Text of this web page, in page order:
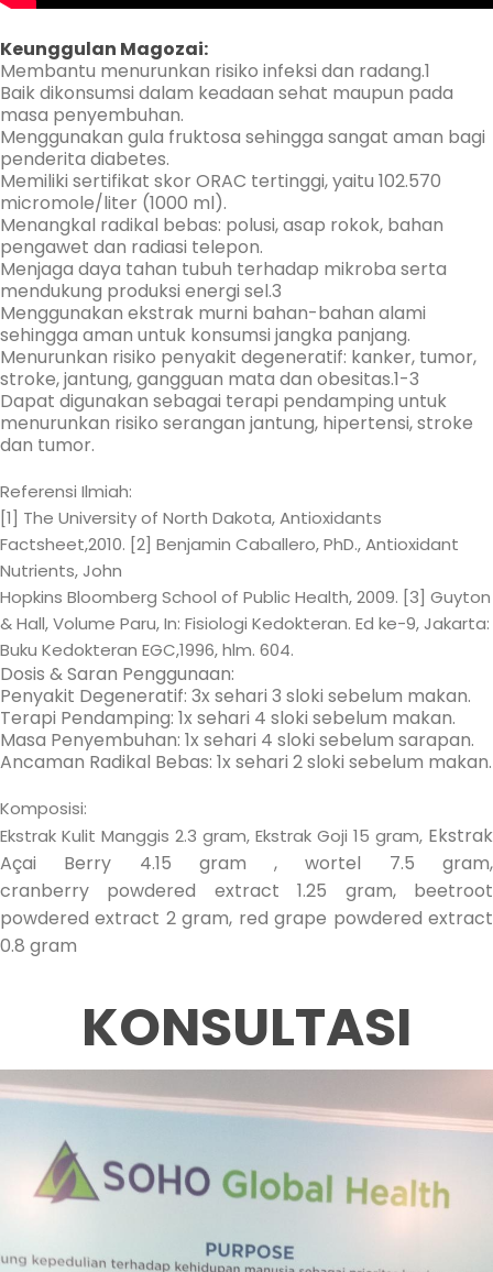
Keunggulan Magozai:
Membantu menurunkan risiko infeksi dan radang.1
Baik dikonsumsi dalam keadaan sehat maupun pada
masa penyembuhan.
Menggunakan gula fruktosa sehingga sangat aman bagi
penderita diabetes.
Memiliki sertifikat skor ORAC tertinggi, yaitu 102.570
micromole/liter (1000 ml).
Menangkal radikal bebas: polusi, asap rokok, bahan
pengawet dan radiasi telepon.
Menjaga daya tahan tubuh terhadap mikroba serta
mendukung produksi energi sel.3
Menggunakan ekstrak murni bahan-bahan alami
sehingga aman untuk konsumsi jangka panjang.
Menurunkan risiko penyakit degeneratif: kanker, tumor,
stroke, jantung, gangguan mata dan obesitas.1-3
Dapat digunakan sebagai terapi pendamping untuk
menurunkan risiko serangan jantung, hipertensi, stroke
dan tumor.
Referensi Ilmiah:
[1] The University of North Dakota, Antioxidants
Factsheet,2010. [2] Benjamin Caballero, PhD., Antioxidant
Nutrients, John
Hopkins Bloomberg School of Public Health, 2009. [3] Guyton
& Hall, Volume Paru, In: Fisiologi Kedokteran. Ed ke-9, Jakarta:
Buku Kedokteran EGC,1996, hlm. 604.
Dosis & Saran Penggunaan:
Penyakit Degeneratif: 3x sehari 3 sloki sebelum makan.
Terapi Pendamping: 1x sehari 4 sloki sebelum makan.
Masa Penyembuhan: 1x sehari 4 sloki sebelum sarapan.
Ancaman Radikal Bebas: 1x sehari 2 sloki sebelum makan.
Komposisi:
Ekstrak Kulit Manggis 2.3 gram, Ekstrak Goji 15 gram, Ekstrak
Açai Berry 4.15 gram , wortel 7.5 gram,
cranberry powdered extract 1.25 gram, beetroot
powdered extract 2 gram, red grape powdered extract
0.8 gram
KONSULTASI